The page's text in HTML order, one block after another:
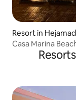
Resort in
Casa Marina